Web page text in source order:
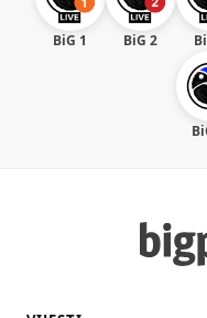
BiG 1 BiG 2